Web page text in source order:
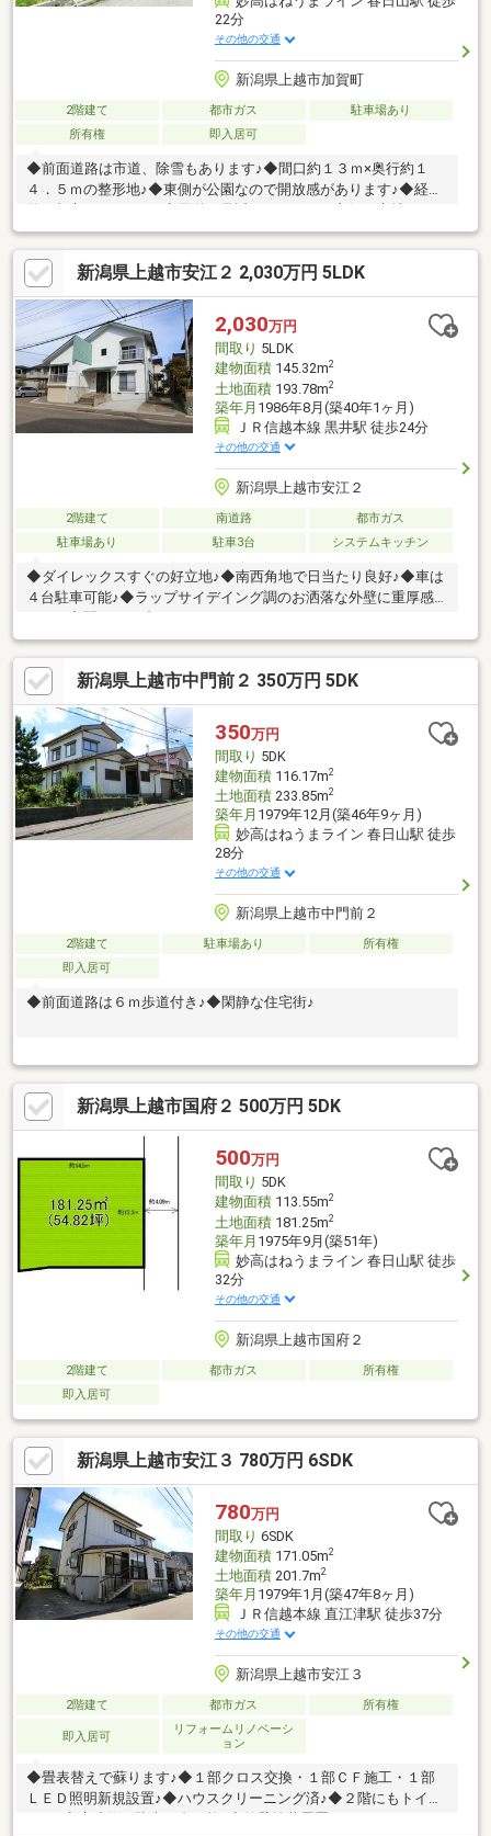
22分
その他の交通
新潟県上越市加賀町
2階建て 都市ガス
駐車場あり
所有権
即入居可
◆前面道路は市道、除雪もあります♪◆間口約１３ｍ×奥行約１
４．５ｍの整形地♪◆東側が公園なので開放感があります♪◆経済
新潟県上越市安江２ 2,030万円 5LDK
2,030万円
間取り 5LDK
建物面積145.32m2
土地面積193.78m2
築年月 1986年8月(築40年1ヶ月)
ＪＲ信越本線 黒井駅 徒歩24分
その他の交通
新潟県上越市安江２
2階建て 南道路
都市ガス
駐車場あり
駐車3台 システムキッチン
◆ダイレックスすぐの好立地♪◆南西角地で日当たり良好♪◆車は
４台駐車可能♪◆ラップサイデイング調のお洒落な外壁に重厚感
新潟県上越市中門前２ 350万円 5DK
350万円
間取り 5DK
建物面積116.17m2
土地面積233.85m2
築年月 1979年12月(築46年9ヶ月)
妙高はねうまライン 春日山駅 徒歩
28分
その他の交通
新潟県上越市中門前２
2階建て 駐車場あり
所有権
即入居可
◆前面道路は６ｍ歩道付き♪◆閑静な住宅街♪
新潟県上越市国府２ 500万円 5DK
500万円
間取り 5DK
建物面積113.55m2
土地面積181.25m2
築年月 1975年9月(築51年)
妙高はねうまライン 春日山駅 徒歩
32分
その他の交通
新潟県上越市国府２
2階建て 都市ガス
所有権
即入居可
新潟県上越市安江３ 780万円 6SDK
780万円
間取り 6SDK
建物面積171.05m2
土地面積201.7m2
築年月 1979年1月(築47年8ヶ月)
ＪＲ信越本線 直江津駅 徒歩37分
その他の交通
新潟県上越市安江３
2階建て 都市ガス 所有権
即入居可
リフォームリノベーシ
ョン
◆畳表替えで蘇ります♪◆１部クロス交換・１部ＣＦ施工・１部
ＬＥＤ照明新規設置♪◆ハウスクリーニング済♪◆２階にもトイレ